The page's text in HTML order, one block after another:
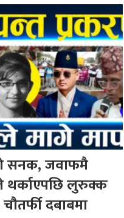
सनक, जवाफमै
थर्काएपछि लुरुक्क
दबाबमा